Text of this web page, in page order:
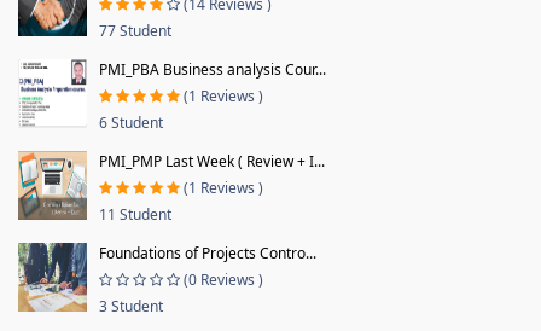
77 Student
PMI_PBA Business analysis Cour...
(1 Reviews )
6 Student
PMI_PMP Last Week ( Review + I...
(1 Reviews )
11 Student
Foundations of Projects Contro...
(0 Reviews )
3 Student